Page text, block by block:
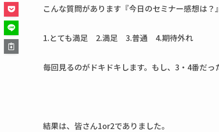
こんな質問があります『今日のセミナー感想は？』
1.とても満足 2.満足 3.普通 4.期待外れ
毎回見るのがドキドキします。もし、3・4番だっ
結果は、皆さん1or2でありました。